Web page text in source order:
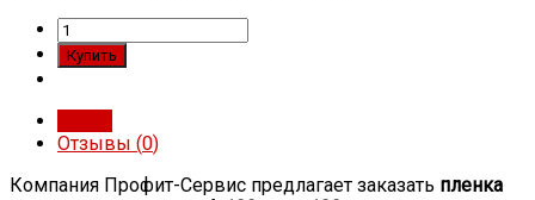
Отзывы (0)
Компания Профит-Сервис предлагает заказать пленка